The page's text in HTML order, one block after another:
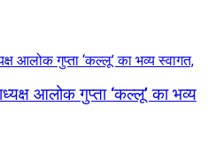
आलोक गुप्ता ‘कल्लू’ का भव्य